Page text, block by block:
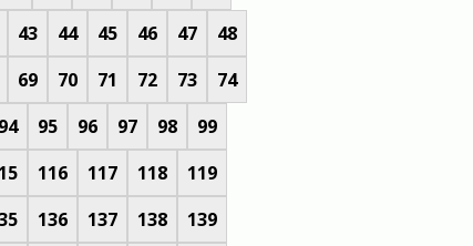
43 44 45 46 47
48
69 70 71 72 73
74
94 95 96 97 98
99
116 117 118
119
136 137 138
139